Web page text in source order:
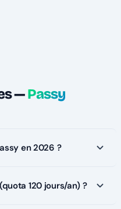
—Passy
en 2026 ?
120 jours/an) ?